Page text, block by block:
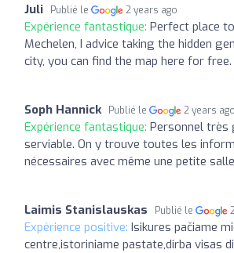
Juli Publié le 2 years ago
Expérience fantastique: Perfect place
Mechelen, I advice taking the hidden
city, you can find the map here for free.
Soph Hannick Publié le 2 years ago
Expérience fantastique: Personnel très
serviable. On y trouve toutes les
nécessaires avec même une petite
Laimis Stanislauskas Publié le
Expérience positive: Isikures pačiame
centre,istoriniame pastate,dirba visas